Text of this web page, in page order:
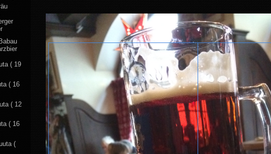
( 19
( 16
( 12
( 16
(